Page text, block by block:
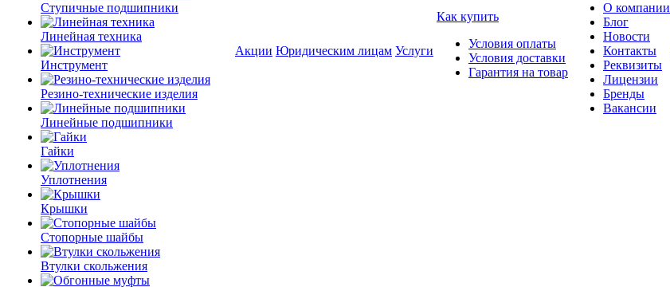
Ступичные подшипники
Линейная техника
Инструмент
Резино-технические изделия
Линейные подшипники
Гайки
Уплотнения
Крышки
Стопорные шайбы
Втулки скольжения
Акции Юридическим лицам Услуги
Как купить
Условия оплаты
Условия доставки
Гарантия на товар
О компании
Блог
Новости
Контакты
Реквизиты
Лицензии
Бренды
Вакансии